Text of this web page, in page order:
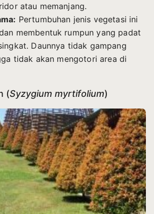
atau memanjang.
Pertumbuhan jenis vegetasi ini
membentuk rumpun yang padat
Daunnya tidak gampang
tidak akan mengotori area di
(Syzygium myrtifolium)